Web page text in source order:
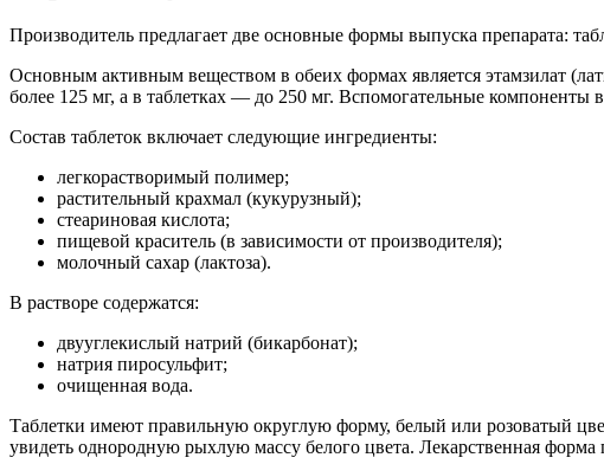
Производитель предлагает две основные формы выпуска препарата:
Основным активным веществом в обеих формах является этамзилат
более 125 мг, а в таблетках — до 250 мг. Вспомогательные компоненты
Состав таблеток включает следующие ингредиенты:
легкорастворимый полимер;
растительный крахмал (кукурузный);
стеариновая кислота;
пищевой краситель (в зависимости от производителя);
молочный сахар (лактоза).
В растворе содержатся:
двууглекислый натрий (бикарбонат);
натрия пиросульфит;
очищенная вода.
Таблетки имеют правильную округлую форму, белый или розоватый
увидеть однородную рыхлую массу белого цвета. Лекарственная